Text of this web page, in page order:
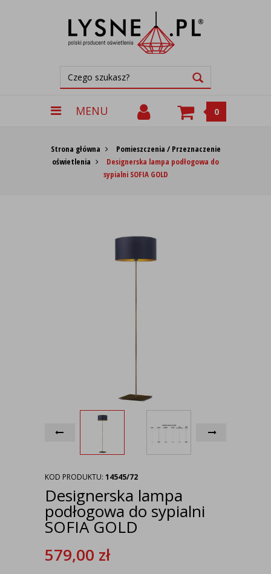
MENU 0
Strona główna
Pomieszczenia / Przeznaczenie
oświetlenia
Designerska lampa podłogowa do
sypialni SOFIA GOLD
KOD PRODUKTU: 14545/72
Designerska lampa
podłogowa do sypialni
SOFIA GOLD
579,00 zł